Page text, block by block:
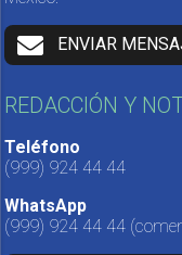
ENVIAR
REDACCIÓN Y
Teléfono
(999) 924 44 44
WhatsApp
(999) 924 44 44